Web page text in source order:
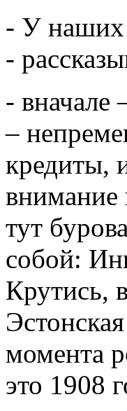
- У наших
-
- вначале
–
кредиты,
тут
собой:
Крутись,
момента
это 1908